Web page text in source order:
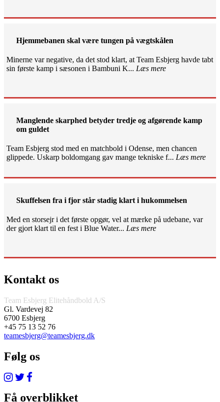
Hjemmebanen skal være tungen på vægtskålen
Minerne var negative, da det stod klart, at Team Esbjerg havde tabt
sin første kamp i sæsonen i Bambuni K... Læs mere
Manglende skarphed betyder tredje og afgørende kamp
om guldet
Team Esbjerg stod med en matchbold i Odense, men chancen
glippede. Uskarp boldomgang gav mange tekniske f... Læs mere
Skuffelsen fra i fjor står stadig klart i hukommelsen
Med en storsejr i det første opgør, vel at mærke på udebane, var
der gjort klart til en fest i Blue Water... Læs mere
Kontakt os
Team Esbjerg Elitehåndbold A/S
Gl. Vardevej 82
6700 Esbjerg
+45 75 13 52 76
teamesbjerg@teamesbjerg.dk
Følg os
Få overblikket